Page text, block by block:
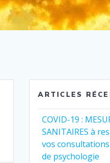
ARTICLES
COVID-19 :
SANITAIRES à
vos
de psychologie